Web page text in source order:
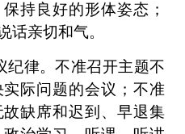
持良好的形体姿态；
话亲切和气。
纪律。不准召开主题不
际问题的会议；不准
故缺席和迟到、早退集